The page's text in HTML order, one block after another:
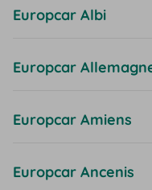
Europcar Albi
Europcar
Europcar Amiens
Europcar Ancenis